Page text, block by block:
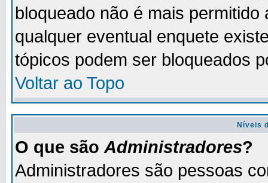
bloqueado não é mais
qualquer eventual enquete
tópicos podem ser bloqueados
Voltar ao Topo
Níveis
O que são Administradores?
Administradores são pessoas